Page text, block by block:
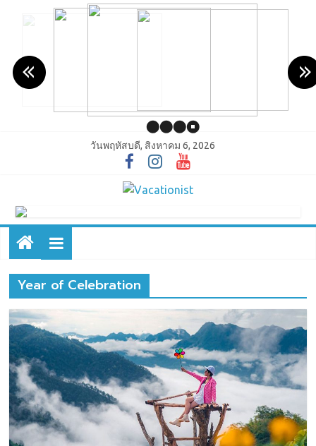
วันพฤหัสบดี, สิงหาคม 6, 2026
Year of Celebration